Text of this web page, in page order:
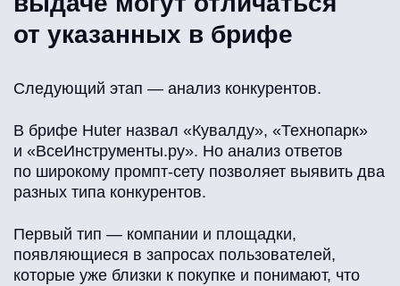
от указанных в брифе
Следующий этап — анализ конкурентов.
В брифе Huter назвал «Кувалду», «Технопарк»
и «ВсеИнструменты.ру». Но анализ ответов
по широкому промпт-сету позволяет выявить два
разных типа конкурентов.
Первый тип — компании и площадки,
появляющиеся в запросах пользователей,
которые уже близки к покупке и понимают, что